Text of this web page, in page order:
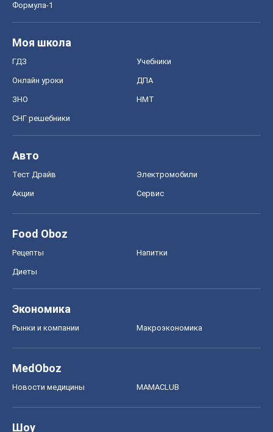
Формула-1
Моя школа
ГДЗ Учебники
Онлайн уроки ДПА
ЗНО НМТ
СНГ решебники
Авто
Тест Драйв Электромобили
Акции Сервис
Food Oboz
Рецепты Напитки
Диеты
Экономика
Рынки и компании Mакроэкономика
MedOboz
Новости медицины MAMACLUB
Шоу